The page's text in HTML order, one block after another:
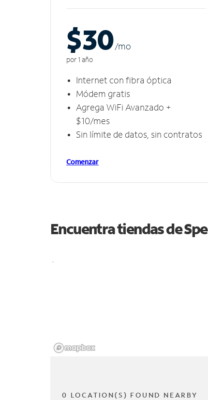
$30/mo
por 1 año
Internet con fibra óptica
Módem gratis
Agrega WiFi Avanzado +
$10/mes
Sin límite de datos, sin contratos
Comenzar
Encuentra tiendas de
0 LOCATION(S) FOUND NEARBY